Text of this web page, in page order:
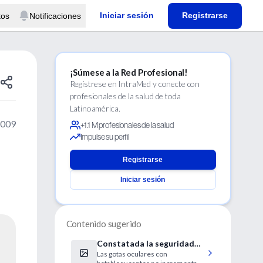
Notificaciones Iniciar sesión Registrarse
¡Súmese a la Red Profesional!
Regístrese en IntraMed y conecte con
profesionales de la salud de toda
Latinoamérica.
+1.1 M profesionales de la salud
Impulse su perfil
Registrarse
Iniciar sesión
Contenido sugerido
Constatada la seguridad
del tratamiento del
Las gotas oculares con